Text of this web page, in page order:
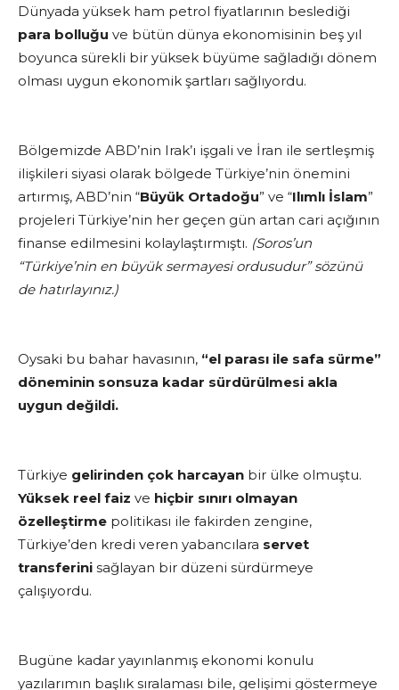
Dünyada yüksek ham petrol fiyatlarının beslediği
para bolluğu ve bütün dünya ekonomisinin beş yıl
boyunca sürekli bir yüksek büyüme sağladığı dönem
olması uygun ekonomik şartları sağlıyordu.
Bölgemizde ABD’nin Irak’ı işgali ve İran ile sertleşmiş
ilişkileri siyasi olarak bölgede Türkiye’nin önemini
artırmış, ABD’nin “Büyük Ortadoğu” ve “Ilımlı İslam”
projeleri Türkiye’nin her geçen gün artan cari açığının
finanse edilmesini kolaylaştırmıştı. (Soros’un
“Türkiye’nin en büyük sermayesi ordusudur” sözünü
de hatırlayınız.)
Oysaki bu bahar havasının, “el parası ile safa sürme”
döneminin sonsuza kadar sürdürülmesi akla
uygun değildi.
Türkiye gelirinden çok harcayan bir ülke olmuştu.
Yüksek reel faiz ve hiçbir sınırı olmayan
özelleştirme politikası ile fakirden zengine,
Türkiye’den kredi veren yabancılara servet
transferini sağlayan bir düzeni sürdürmeye
çalışıyordu.
Bugüne kadar yayınlanmış ekonomi konulu
yazılarımın başlık sıralaması bile, gelişimi göstermeye